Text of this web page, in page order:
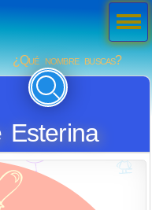
¿Qué nombre buscas?
Esterina
Men
ú